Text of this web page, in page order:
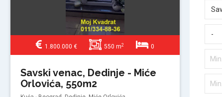
1.800.000 € 550 m2 0
Savski venac, Dedinje - Miće
Orlovića, 550m2
-